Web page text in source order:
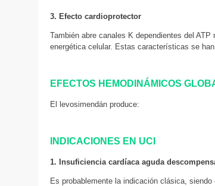
3. Efecto cardioprotector
También abre canales K dependientes del
energética celular. Estas características se
EFECTOS HEMODINÁMICOS
El levosimendán produce:
INDICACIONES EN UCI
1. Insuficiencia cardíaca aguda
Es probablemente la indicación clásica,